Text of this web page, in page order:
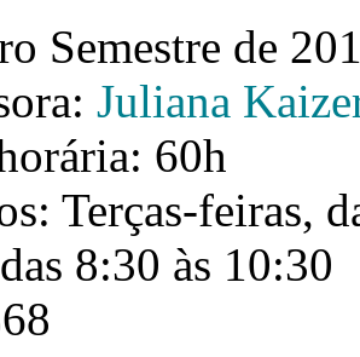
Semestre de
Juliana
60h
Terças-feiras,
8:30 às 10:30